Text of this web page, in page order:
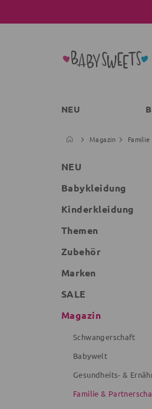
NEU
Magazin
NEU
Babykleidung
Kinderkleidung
Themen
Zubehör
Marken
SALE
Magazin
Schwangerschaft
Babywelt
Gesundheits- &
Familie &